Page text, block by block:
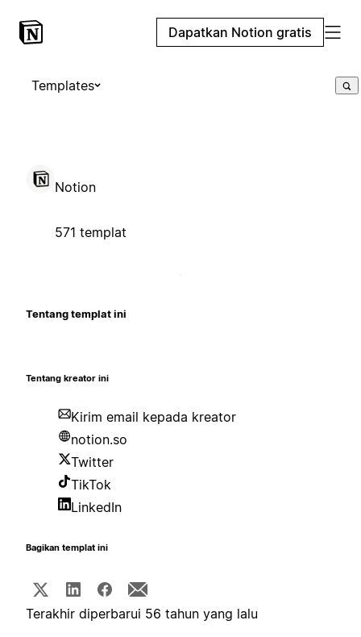
Dapatkan Notion gratis
Templates
Notion
571 templat
Tentang templat ini
Tentang kreator ini
Kirim email kepada kreator
notion.so
Twitter
TikTok
LinkedIn
Bagikan templat ini
Terakhir diperbarui 56 tahun yang lalu